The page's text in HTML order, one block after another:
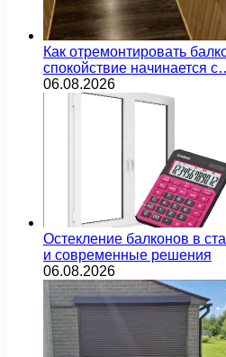
Как отремонтировать
спокойствие начинается
06.08.2026
Остекление балконов в
и современные решения
06.08.2026